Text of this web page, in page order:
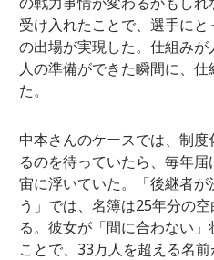
受け入れたことで、選手に
の出場が実現した。仕組みが
人の準備ができた瞬間に、
た。
中本さんのケースでは、制
るのを待っていたら、毎年
宙に浮いていた。「後継者が
う」では、名簿は25年分の
る。彼女が「間に合わない
ことで、33万人を超える名前